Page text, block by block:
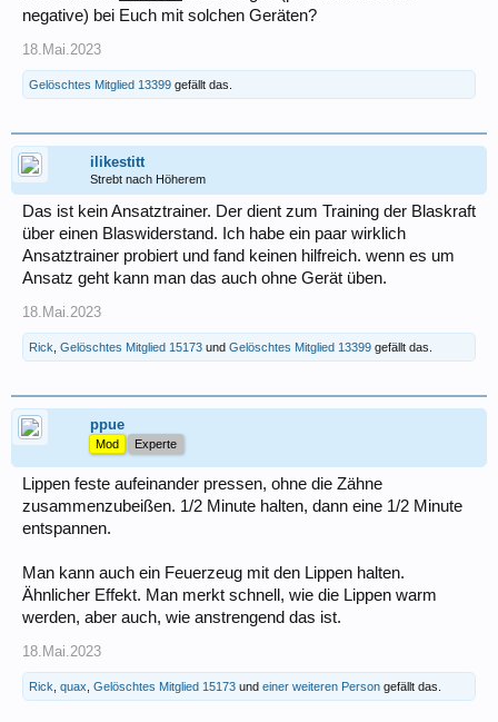
negative) bei Euch mit solchen Geräten?
18.Mai.2023
Gelöschtes Mitglied 13399 gefällt das.
ilikestitt
Strebt nach Höherem
Das ist kein Ansatztrainer. Der dient zum Training der Blaskraft
über einen Blaswiderstand. Ich habe ein paar wirklich
Ansatztrainer probiert und fand keinen hilfreich. wenn es um
Ansatz geht kann man das auch ohne Gerät üben.
18.Mai.2023
Rick Gelöschtes Mitglied 15173 und Gelöschtes Mitglied 13399 gefällt das.
ppue
Mod Experte
Lippen feste aufeinander pressen, ohne die Zähne
zusammenzubeißen. 1/2 Minute halten, dann eine 1/2 Minute
entspannen.
Man kann auch ein Feuerzeug mit den Lippen halten.
Ähnlicher Effekt. Man merkt schnell, wie die Lippen warm
werden, aber auch, wie anstrengend das ist.
18.Mai.2023
Rick quax Gelöschtes Mitglied 15173 und einer weiteren Person gefällt das.